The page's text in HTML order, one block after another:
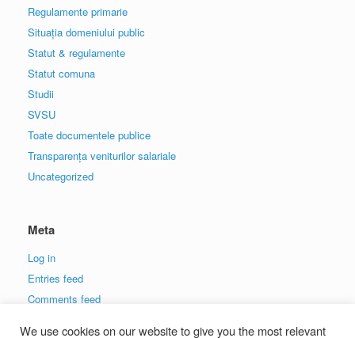
Regulamente primarie
Situația domeniului public
Statut & regulamente
Statut comuna
Studii
SVSU
Toate documentele publice
Transparența veniturilor salariale
Uncategorized
Meta
Log in
Entries feed
Comments feed
We use cookies on our website to give you the most relevant